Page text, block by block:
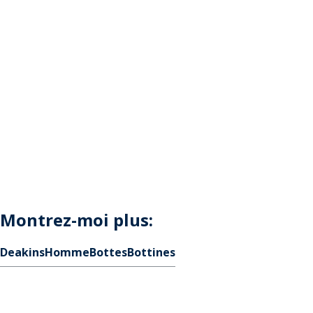
Montrez-moi plus:
DeakinsHommeBottesBottines